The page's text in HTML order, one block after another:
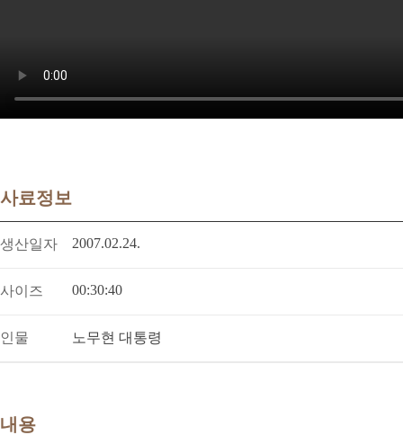
사료정보
생산일자 2007.02.24.
사이즈 00:30:40
인물 노무현 대통령
내용